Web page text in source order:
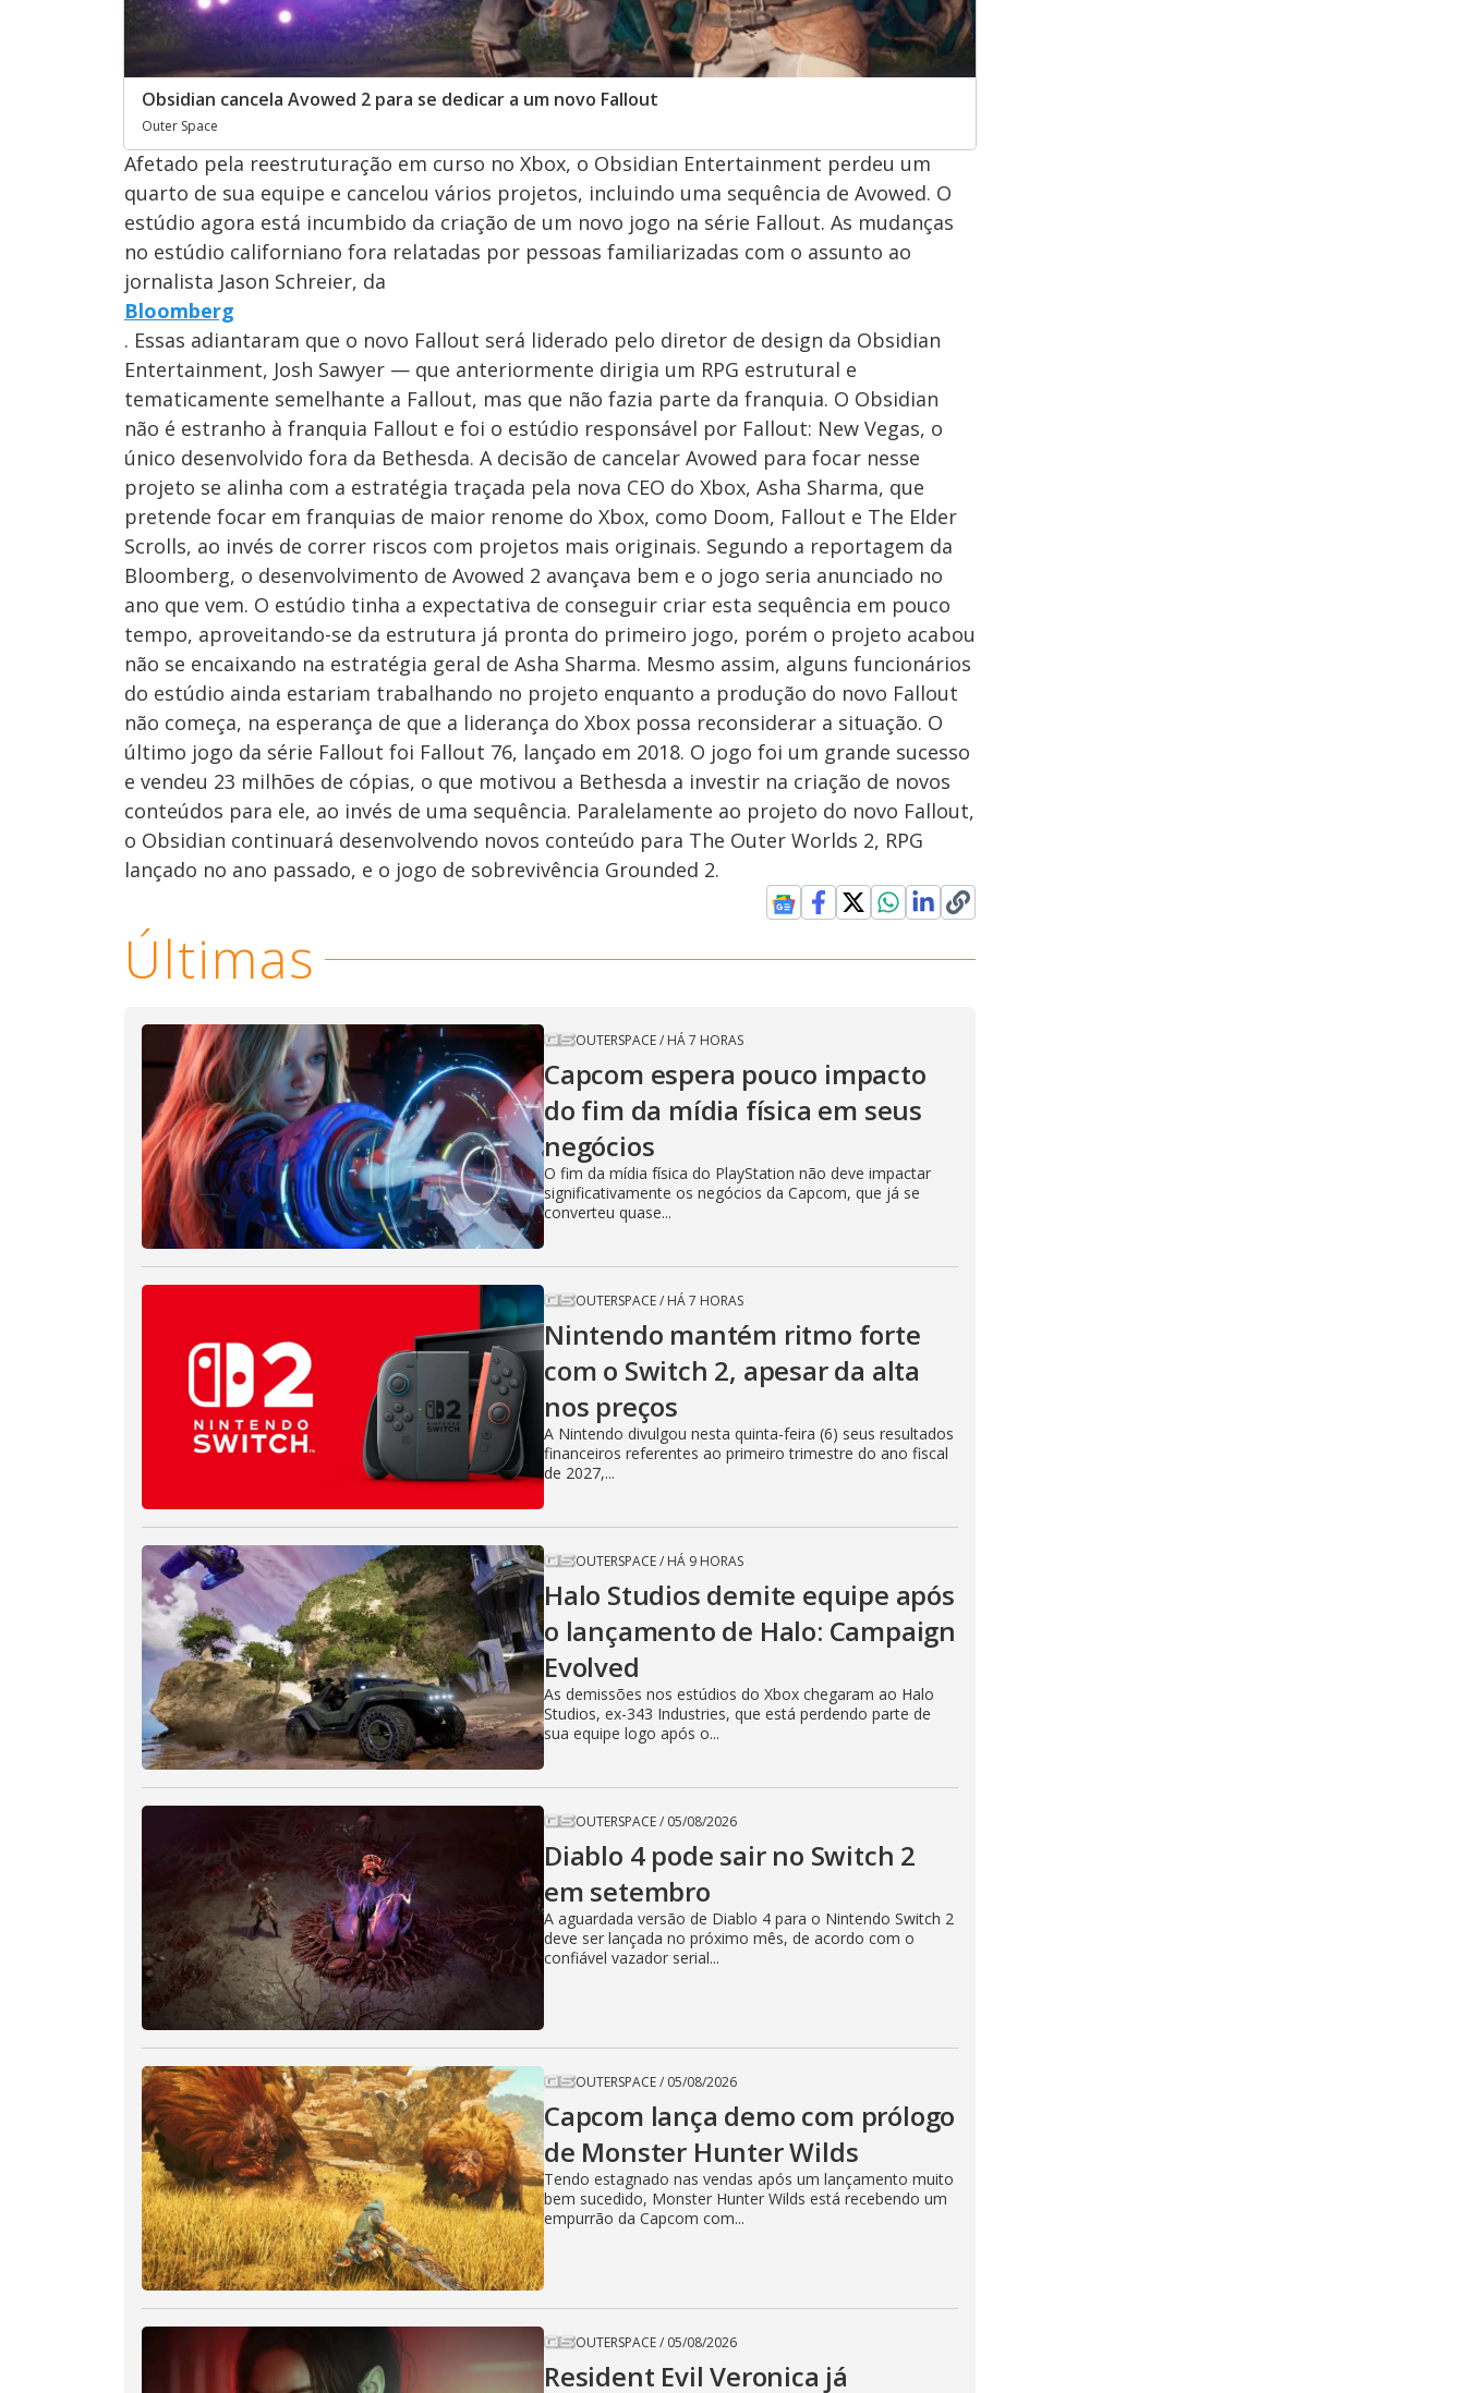
Obsidian cancela Avowed 2 para se dedicar a um novo Fallout
Outer Space
Afetado pela reestruturação em curso no Xbox, o Obsidian Entertainment perdeu um
quarto de sua equipe e cancelou vários projetos, incluindo uma sequência de Avowed. O
estúdio agora está incumbido da criação de um novo jogo na série Fallout. As mudanças
no estúdio californiano fora relatadas por pessoas familiarizadas com o assunto ao
jornalista Jason Schreier, da
Bloomberg
. Essas adiantaram que o novo Fallout será liderado pelo diretor de design da Obsidian
Entertainment, Josh Sawyer — que anteriormente dirigia um RPG estrutural e
tematicamente semelhante a Fallout, mas que não fazia parte da franquia. O Obsidian
não é estranho à franquia Fallout e foi o estúdio responsável por Fallout: New Vegas, o
único desenvolvido fora da Bethesda. A decisão de cancelar Avowed para focar nesse
projeto se alinha com a estratégia traçada pela nova CEO do Xbox, Asha Sharma, que
pretende focar em franquias de maior renome do Xbox, como Doom, Fallout e The Elder
Scrolls, ao invés de correr riscos com projetos mais originais. Segundo a reportagem da
Bloomberg, o desenvolvimento de Avowed 2 avançava bem e o jogo seria anunciado no
ano que vem. O estúdio tinha a expectativa de conseguir criar esta sequência em pouco
tempo, aproveitando-se da estrutura já pronta do primeiro jogo, porém o projeto acabou
não se encaixando na estratégia geral de Asha Sharma. Mesmo assim, alguns funcionários
do estúdio ainda estariam trabalhando no projeto enquanto a produção do novo Fallout
não começa, na esperança de que a liderança do Xbox possa reconsiderar a situação. O
último jogo da série Fallout foi Fallout 76, lançado em 2018. O jogo foi um grande sucesso
e vendeu 23 milhões de cópias, o que motivou a Bethesda a investir na criação de novos
conteúdos para ele, ao invés de uma sequência. Paralelamente ao projeto do novo Fallout,
o Obsidian continuará desenvolvendo novos conteúdo para The Outer Worlds 2, RPG
lançado no ano passado, e o jogo de sobrevivência Grounded 2.
Últimas
OUTERSPACE/ HÁ 7 HORAS
Capcom espera pouco impacto
do fim da mídia física em seus
negócios
O fim da mídia física do PlayStation não deve impactar
significativamente os negócios da Capcom, que já se
converteu quase...
OUTERSPACE/ HÁ 7 HORAS
Nintendo mantém ritmo forte
com o Switch 2, apesar da alta
nos preços
A Nintendo divulgou nesta quinta-feira (6) seus resultados
financeiros referentes ao primeiro trimestre do ano fiscal
de 2027,...
OUTERSPACE/ HÁ 9 HORAS
Halo Studios demite equipe após
o lançamento de Halo: Campaign
Evolved
As demissões nos estúdios do Xbox chegaram ao Halo
Studios, ex-343 Industries, que está perdendo parte de
sua equipe logo após o...
OUTERSPACE/ 05/08/2026
Diablo 4 pode sair no Switch 2
em setembro
A aguardada versão de Diablo 4 para o Nintendo Switch 2
deve ser lançada no próximo mês, de acordo com o
confiável vazador serial...
OUTERSPACE/ 05/08/2026
Capcom lança demo com prólogo
de Monster Hunter Wilds
Tendo estagnado nas vendas após um lançamento muito
bem sucedido, Monster Hunter Wilds está recebendo um
empurrão da Capcom com...
OUTERSPACE/ 05/08/2026
Resident Evil Veronica já